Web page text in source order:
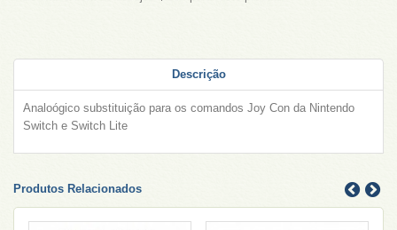
Descrição
Analoógico substituição para os comandos Joy Con da Nintendo
Switch e Switch Lite
Produtos Relacionados